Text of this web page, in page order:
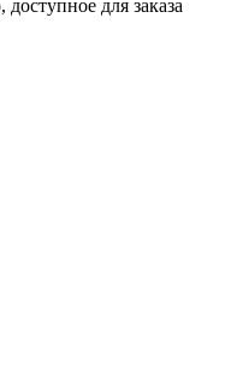
для заказа